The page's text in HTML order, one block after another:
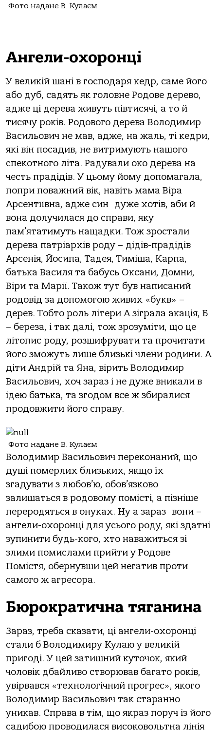
Фото надане В. Кулаєм
Ангели-охоронці
У великій шані в господаря кедр, саме його
або дуб, садять як головне Родове дерево,
адже ці дерева живуть півтисячі, а то й
тисячу років. Родового дерева Володимир
Васильович не мав, адже, на жаль, ті кедри,
які він посадив, не витримують нашого
спекотного літа. Радували око дерева на
честь прадідів. У цьому йому допомагала,
попри поважний вік, навіть мама Віра
Арсентіївна, адже син дуже хотів, аби й
вона долучилася до справи, яку
пам’ятатимуть нащадки. Тож зростали
дерева патріархів роду – дідів-прадідів
Арсенія, Йосипа, Тадея, Тиміша, Карпа,
батька Василя та бабусь Оксани, Домни,
Віри та Марії. Також тут був написаний
родовід за допомогою живих «букв» –
дерев. Тобто роль літери А зіграла акація, Б
– береза, і так далі, тож зрозуміти, що це
літопис роду, розшифрувати та прочитати
його зможуть лише близькі члени родини. А
діти Андрій та Яна, вірить Володимир
Васильович, хоч зараз і не дуже вникали в
ідею батька, та згодом все ж збиралися
продовжити його справу.
Фото надане В. Кулаєм
Володимир Васильович переконаний, що
душі померлих близьких, якщо їх
згадувати з любов’ю, обов’язково
залишаться в родовому помісті, а пізніше
переродяться в онуках. Ну а зараз вони –
ангели-охоронці для усього роду, які здатні
зупинити будь-кого, хто наважиться зі
злими помислами прийти у Родове
Помістя, обернувши цей негатив проти
самого ж агресора.
Бюрократична тяганина
Зараз, треба сказати, ці ангели-охоронці
стали б Володимиру Кулаю у великій
пригоді. У цей затишний куточок, який
чоловік дбайливо створював багато років,
увірвався «технологічний прогрес», якого
Володимир Васильович так старанно
уникав. Справа в тім, що якраз поруч із його
садибою проводилася високовольтна лінія